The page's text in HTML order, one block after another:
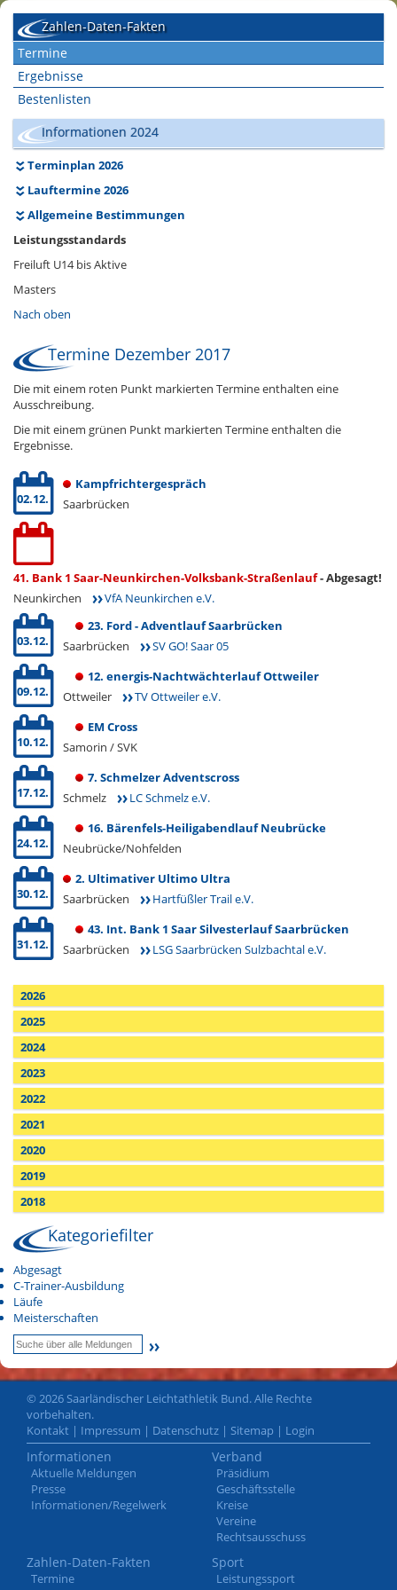
Zahlen-Daten-Fakten
Termine
Ergebnisse
Bestenlisten
Informationen 2024
Terminplan 2026
Lauftermine 2026
Allgemeine Bestimmungen
Leistungsstandards
Freiluft U14 bis Aktive
Masters
Nach oben
Termine Dezember 2017
Die mit einem roten Punkt markierten Termine enthalten eine
Ausschreibung.
Die mit einem grünen Punkt markierten Termine enthalten die
Ergebnisse.
Kampfrichtergespräch
02.12.
Saarbrücken
41. Bank 1 Saar-Neunkirchen-Volksbank-Straßenlauf- Abgesagt!
Neunkirchen
VfA Neunkirchen e.V.
23. Ford - Adventlauf Saarbrücken
03.12.
Saarbrücken
SV GO! Saar 05
12. energis-Nachtwächterlauf Ottweiler
09.12.
Ottweiler
TV Ottweiler e.V.
EM Cross
10.12.
Samorin / SVK
7. Schmelzer Adventscross
17.12.
Schmelz
LC Schmelz e.V.
16. Bärenfels-Heiligabendlauf Neubrücke
24.12.
Neubrücke/Nohfelden
2. Ultimativer Ultimo Ultra
30.12.
Saarbrücken
Hartfüßler Trail e.V.
43. Int. Bank 1 Saar Silvesterlauf Saarbrücken
31.12.
Saarbrücken LSG Saarbrücken Sulzbachtal e.V.
2026
2025
2024
2023
2022
2021
2020
2019
2018
Kategoriefilter
Abgesagt
C-Trainer-Ausbildung
Läufe
Meisterschaften
© 2026 Saarländischer Leichtathletik Bund. Alle Rechte
vorbehalten.
Kontakt | Impressum | Datenschutz | Sitemap | Login
Informationen
Aktuelle Meldungen
Presse
Informationen/Regelwerk
Verband
Präsidium
Geschäftsstelle
Kreise
Vereine
Rechtsausschuss
Zahlen-Daten-Fakten
Termine
Sport
Leistungssport